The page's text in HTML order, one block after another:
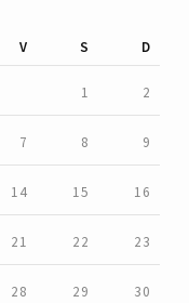
V S D
1 2
7 8 9
14 15 16
21 22 23
28 29 30